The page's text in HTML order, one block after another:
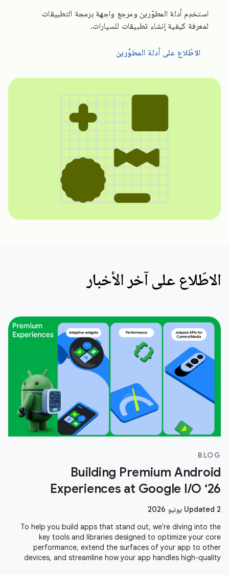
استخدِم أدلة المطوّرين ومرجع واجهة برمجة التطبيقات
لمعرفة كيفية إنشاء تطبيقات للسيارات.
الاطّلاع على أدلة المطوِّرين
الاطّلاع على آخر الأخبار
BLOG
Building Premium Android
Experiences at Google I/O ‘26
Updated 2 يونيو 2026
To help you build apps that stand out, we're diving into the
key tools and libraries designed to optimize your core
performance, extend the surfaces of your app to other
devices, and streamline how your app handles high-quality